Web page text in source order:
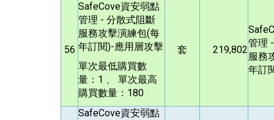
56
SafeCove資安弱點
管理 - 分散式阻斷
服務攻擊演練包(每
年訂閱)-應用層攻擊
單次最低購買數
量：1 、 單次最高
購買數量：180
套 219,802
管理
服務
年訂
SafeCove資安弱點